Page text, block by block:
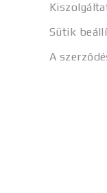
Sütik
A